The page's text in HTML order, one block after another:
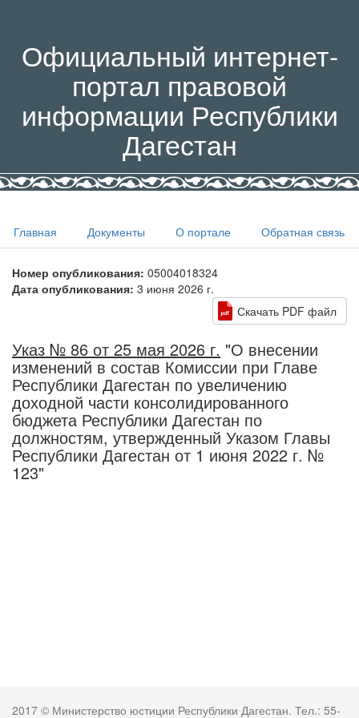
Официальный интернет-
портал правовой
информации Республики
Дагестан
Главная Документы О портале Обратная связь
Номер опубликования: 05004018324
Дата опубликования: 3 июня 2026 г.
Скачать PDF файл
Указ № 86 от 25 мая 2026 г. "О внесении
изменений в состав Комиссии при Главе
Республики Дагестан по увеличению
доходной части консолидированного
бюджета Республики Дагестан по
должностям, утвержденный Указом Главы
Республики Дагестан от 1 июня 2022 г. №
123"
2017 © Министерство юстиции Республики Дагестан. Тел.: 55-